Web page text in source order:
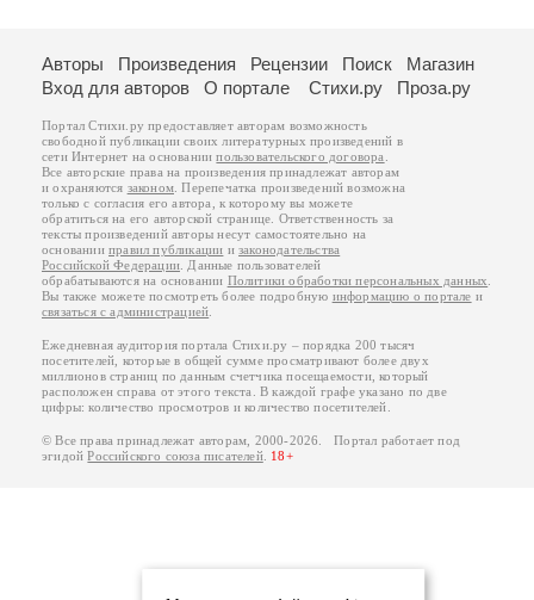
Авторы Произведения Рецензии Поиск
Магазин
Вход для авторов
О портале Стихи.ру Проза.ру
Портал Стихи.ру предоставляет авторам возможность
свободной публикации своих литературных произведений в
сети Интернет на основаниипользовательского договора
Все авторские права на произведения принадлежат авторам
и охраняются законом . Перепечатка произведений возможна
только с согласия его автора, к которому вы можете
обратиться на его авторской странице. Ответственность за
тексты произведений авторы несут самостоятельно на
основанииправил публикации изаконодательства
Российской Федерации . Данные пользователей
обрабатываются на основании Политики обработки персональных данных
Вы также можете посмотреть более подробную информацию о портале и
связаться с администрацией
Ежедневная аудитория портала Стихи.ру – порядка 200 тысяч
посетителей, которые в общей сумме просматривают более двух
миллионов страниц по данным счетчика посещаемости, который
расположен справа от этого текста. В каждой графе указано по две
цифры: количество просмотров и количество посетителей.
© Все права принадлежат авторам, 2000-2026. Портал работает под
эгидойРоссийского союза писателей. 18+